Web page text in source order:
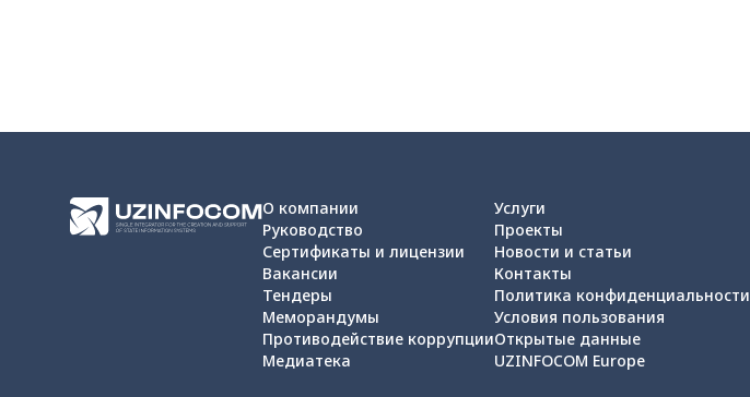
О компании
Руководство
Сертификаты и лицензии
Вакансии
Тендеры
Меморандумы
Противодействие коррупции
Медиатека
Услуги
Проекты
Новости и статьи
Контакты
Политика конфиденциальности
Условия пользования
Открытые данные
UZINFOCOM Europe